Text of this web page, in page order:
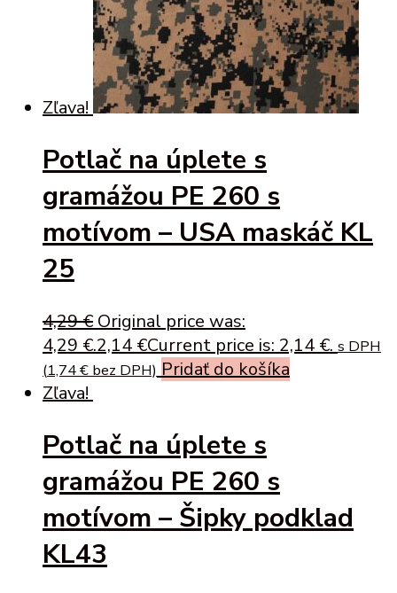
Zľava!
Potlač na úplete s
gramážou PE 260 s
motívom – USA maskáč KL
25
4,29€ Original price was:
4,29 €.2,14 €Current price is: 2,14 €. s DPH
(1,74€ bez DPH) Pridať do košíka
Zľava!
Potlač na úplete s
gramážou PE 260 s
motívom – Šipky podklad
KL43